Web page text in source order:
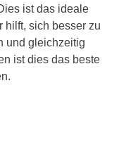
ist das ideale
hilft, sich besser zu
und gleichzeitig
ist dies das beste